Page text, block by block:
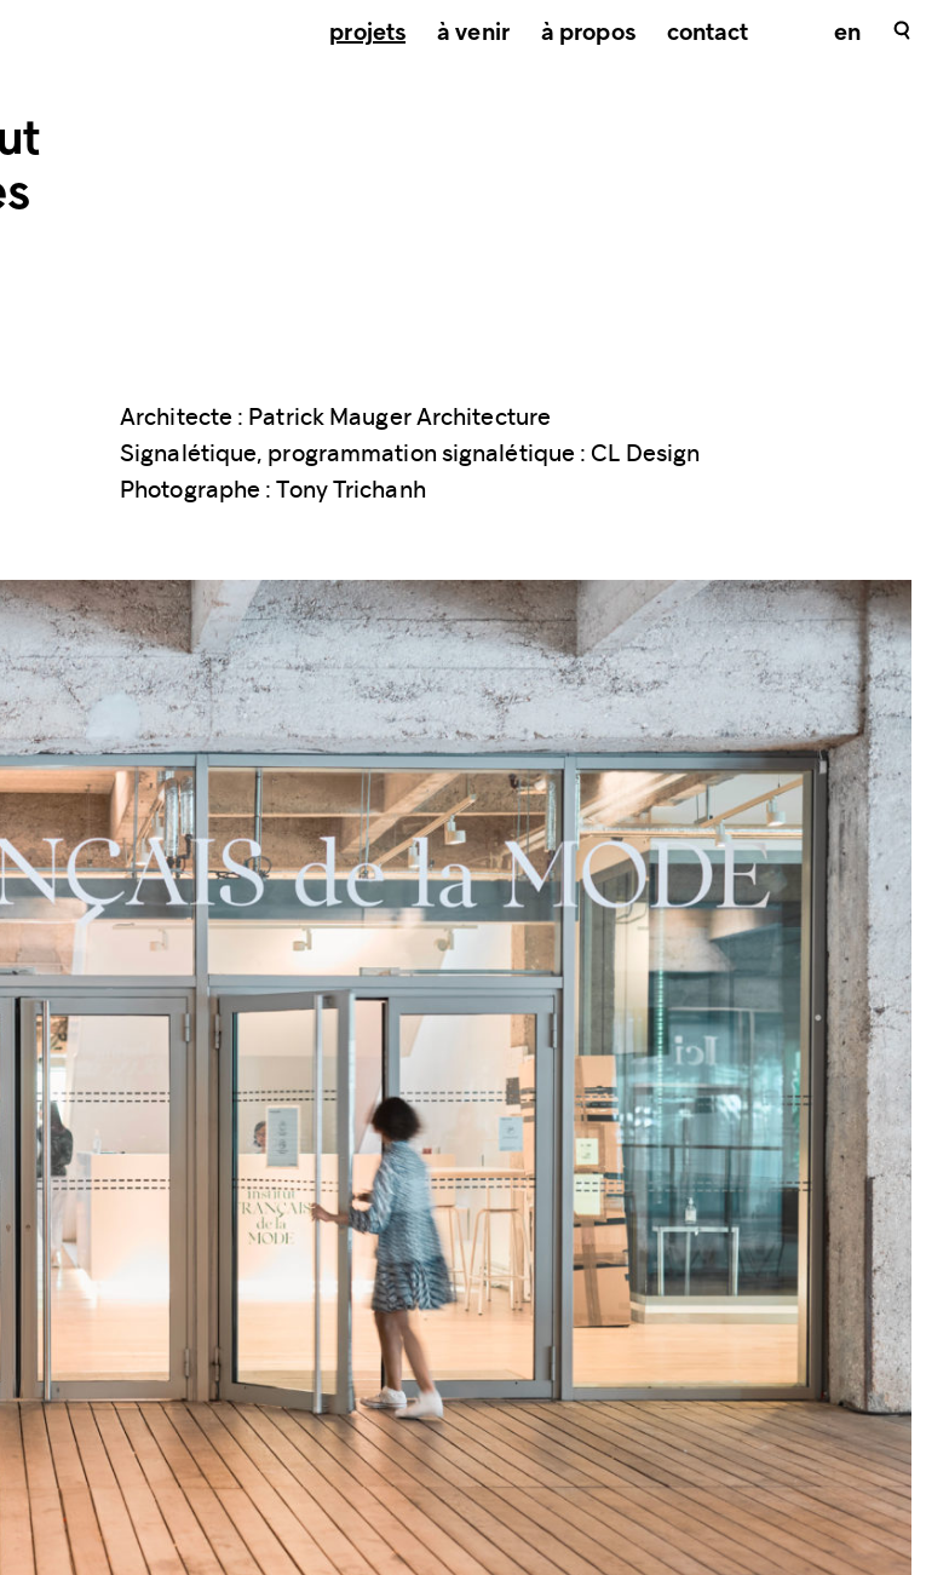
projets à venir à propos contact en
Architecte : Patrick Mauger Architecture
Signalétique, programmation signalétique : CL Design
Photographe : Tony Trichanh